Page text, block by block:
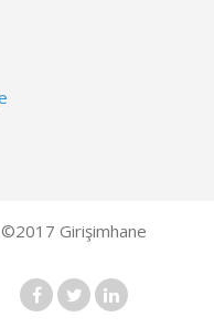
©2017 Girişimhane